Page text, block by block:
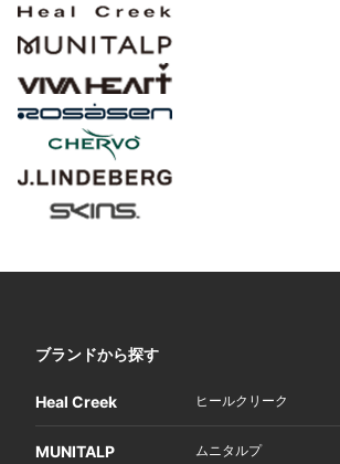
ブランドから探す
Heal Creek ヒールクリーク
MUNITALP ムニタルプ